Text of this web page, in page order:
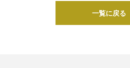
一覧に戻る